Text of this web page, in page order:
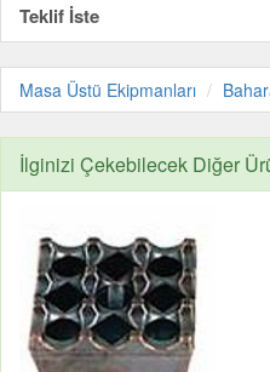
Teklif İste
Masa Üstü Ekipmanları
İlginizi Çekebilecek Diğer